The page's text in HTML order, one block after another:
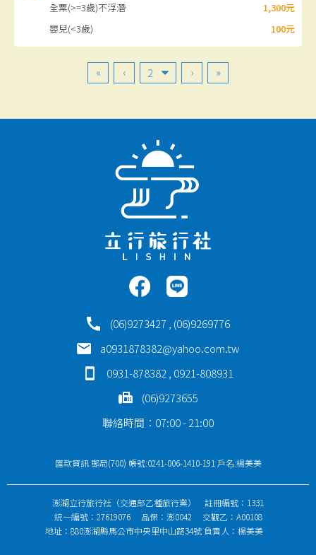
全票(>=3歲)不浮潛
1,300元
嬰兒(<3歲)
100元
« ‹ › »
(06)9273427 , (06)9269776
a0931878382@yahoo.com.tw
0931-878382 , 0921-808931
(06)9273655
聯絡時間：07:00 - 21:00
匯款資訊:郵局(700) 帳號:0241-006-1410-191 戶名:楊美美
澎湖立行旅行社（交通部乙種旅行業） 註冊編號：1331
統一編號：27619076 品保：澎0042 交觀乙：A00108
地址：880澎湖縣馬公市中央里中山路34號 負責人：楊美美